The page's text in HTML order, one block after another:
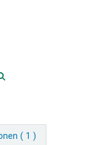
( 1 )